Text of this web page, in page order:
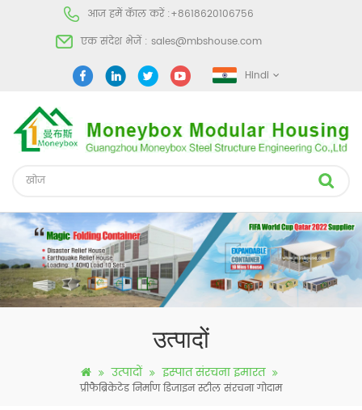
आज हमें कॅाल करें :+8618620106756
एक संदेश भेजें : sales@mbshouse.com
Hindi
उत्पादों
उत्पादों इस्पात संरचना इमारत
प्रीफैब्रिकेटेड निर्माण डिजाइन स्टील संरचना गोदाम